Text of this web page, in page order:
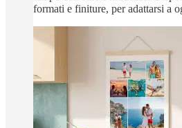
formati e finiture, per adattarsi a